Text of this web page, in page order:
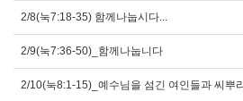
2/8(눅7:18-35) 함께나눕시다...
2/9(눅7:36-50)_함께나눕니다
2/10(눅8:1-15)_예수님을 섬긴 여인들과 씨뿌